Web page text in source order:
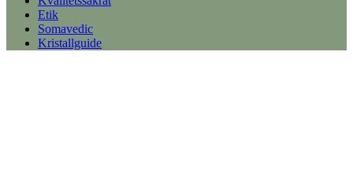
Etik
Somavedic
Kristallguide